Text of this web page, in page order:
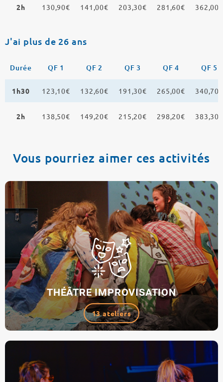
2h 130,90€ 141,00€ 203,30€ 281,60€ 362,00€
J'ai plus de 26 ans
Durée QF 1 QF 2 QF 3 QF 4 QF 5
1h30 123,10€ 132,60€ 191,30€ 265,00€ 340,70€
2h 138,50€ 149,20€ 215,20€ 298,20€ 383,30€
Vous pourriez aimer ces activités
THÉÂTRE IMPROVISATION
13 ateliers